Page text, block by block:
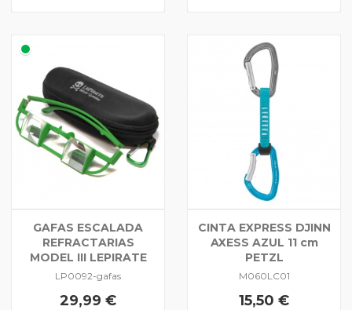
GAFAS ESCALADA
REFRACTARIAS
MODEL III LEPIRATE
LP0092-gafas
29,99 €
CINTA EXPRESS DJINN
AXESS AZUL 11 cm
PETZL
M060LC01
15,50 €